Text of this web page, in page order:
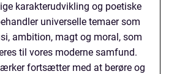
karakterudvikling og poetiske
universelle temaer som
ambition, magt og moral, som
til vores moderne samfund.
fortsætter med at berøre og